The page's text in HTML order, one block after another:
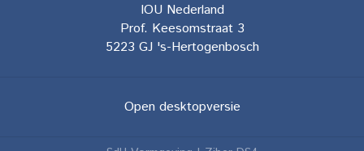
IOU Nederland
Prof. Keesomstraat 3
5223 GJ 's-Hertogenbosch
Open desktopversie